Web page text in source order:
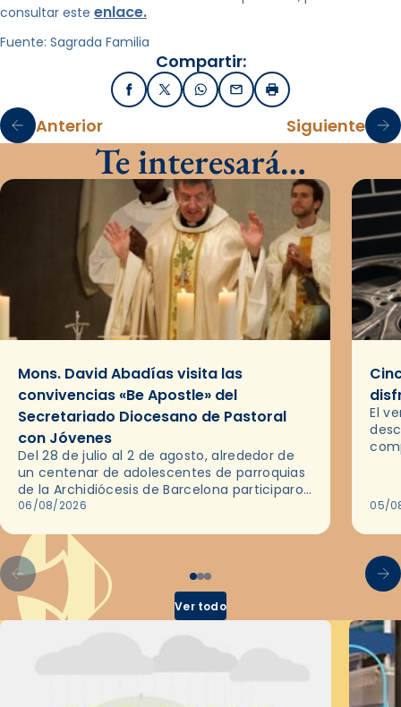
consultar este enlace.
Fuente: Sagrada Familia
Compartir:
FacebookX / TwitterWhatsApp
EmailImprimir
Anterior Siguiente
Te interesará…
Mons. David Abadías visita las
convivencias «Be Apostle» del
Secretariado Diocesano de Pastoral
con Jóvenes
Del 28 de julio al 2 de agosto, alrededor de
un centenar de adolescentes de parroquias
de la Archidiócesis de Barcelona participaron
en las convivencias Be Apostle, organizadas
06/08/2026
El
05/
Ver todo